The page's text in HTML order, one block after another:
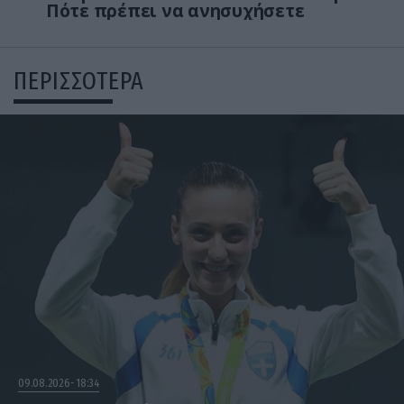
Πότε πρέπει να ανησυχήσετε
ΠΕΡΙΣΣΟΤΕΡΑ
09.08.2026 18:34